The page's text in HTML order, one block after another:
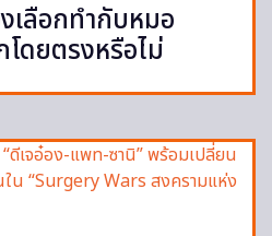
เลือกทำกับหมอ
โดยตรงหรือไม่